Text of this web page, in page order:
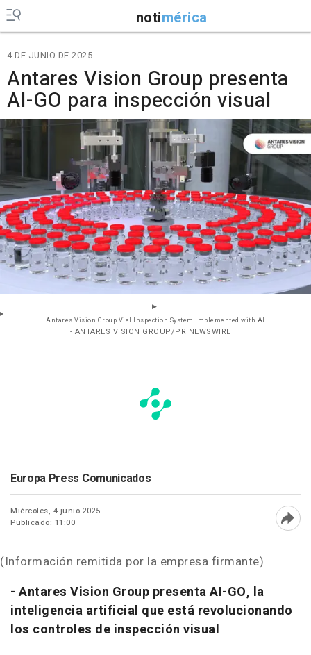
notimérica
4 DE JUNIO DE 2025
Antares Vision Group presenta
AI-GO para inspección visual
Antares Vision Group Vial Inspection System Implemented with AI
- ANTARES VISION GROUP/PR NEWSWIRE
Europa Press Comunicados
Miércoles, 4 junio 2025
Publicado: 11:00
(Información remitida por la empresa firmante)
- Antares Vision Group presenta AI-GO, la
inteligencia artificial que está revolucionando
los controles de inspección visual